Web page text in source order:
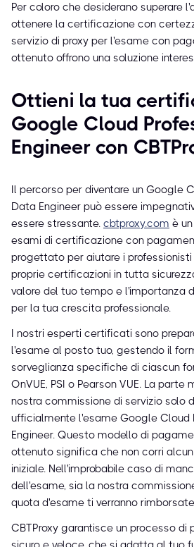
Per coloro che desiderano superare
ottenere la certificazione con
servizio di proxy per l'esame con
ottenuto offrono una soluzione
Ottieni la tua
Google Cloud
Engineer con
Il percorso per diventare un Google
Data Engineer può essere
essere stressante. cbtproxy.com è
esami di certificazione con
progettato per aiutare i
proprie certificazioni in tutta
valore del tuo tempo e l'importanza
per la tua crescita professionale.
I nostri esperti certificati sono
l'esame al posto tuo, gestendo il
sorveglianza specifiche di ciascun
OnVUE, PSI o Pearson VUE. La parte
nostra commissione di servizio solo
ufficialmente l'esame Google Cloud
Engineer. Questo modello di
ottenuto significa che non corri
iniziale. Nell'improbabile caso di
dell'esame, sia la nostra
quota d'esame ti verranno
CBTProxy garantisce un processo di